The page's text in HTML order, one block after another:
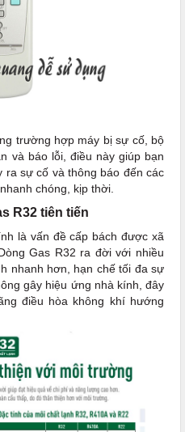
trường hợp máy bị sự cố, bộ
và báo lỗi, điều này giúp bạn
ra sự cố và thông báo đến các
chóng, kịp thời.
R32 tiên tiến
là vấn đề cấp bách được xã
Gas R32 ra đời với nhiều
nhanh hơn, hạn chế tối đa sự
gây hiệu ứng nhà kính, đây
điều hòa không khí hướng